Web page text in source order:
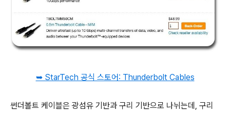
➥ StarTech 공식 스토어: Thunderbolt Cables
썬더볼트 케이블은 광섬유 기반과 구리 기반으로 나뉘는데, 구리